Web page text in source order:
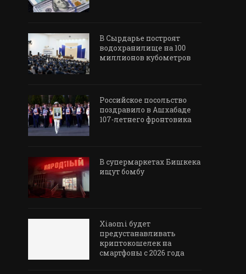
В Сырдарье построят
водохранилище на 100
миллионов кубометров
Российское посольство
поздравило в Ашхабаде
107-летнего фронтовика
В супермаркетах Бишкека
ищут бомбу
Xiaomi будет
предустанавливать
криптокошелек на
смартфоны с 2026 года